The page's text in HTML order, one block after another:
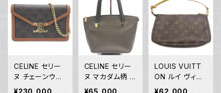
05234
05233
M1296ZEBJ Y
05232
CELINE セリー
ヌ チェーンウォ
レット マーゴ ト
¥230,000
CELINE セリー
ヌ マカダム柄 ト
ートバッグ MC9
¥65,000
LOUIS VUITT
ON ルイ ヴィト
ン ポシェット ア
¥62,000